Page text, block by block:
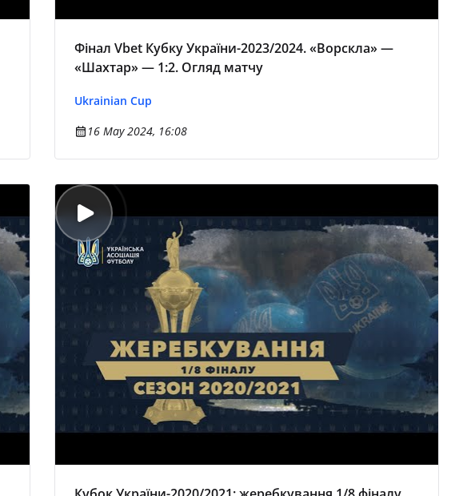
Фінал Vbet Кубку України-2023/2024. «Ворскла» —
«Шахтар» — 1:2. Огляд матчу
Ukrainian Cup
16 May 2024, 16:08